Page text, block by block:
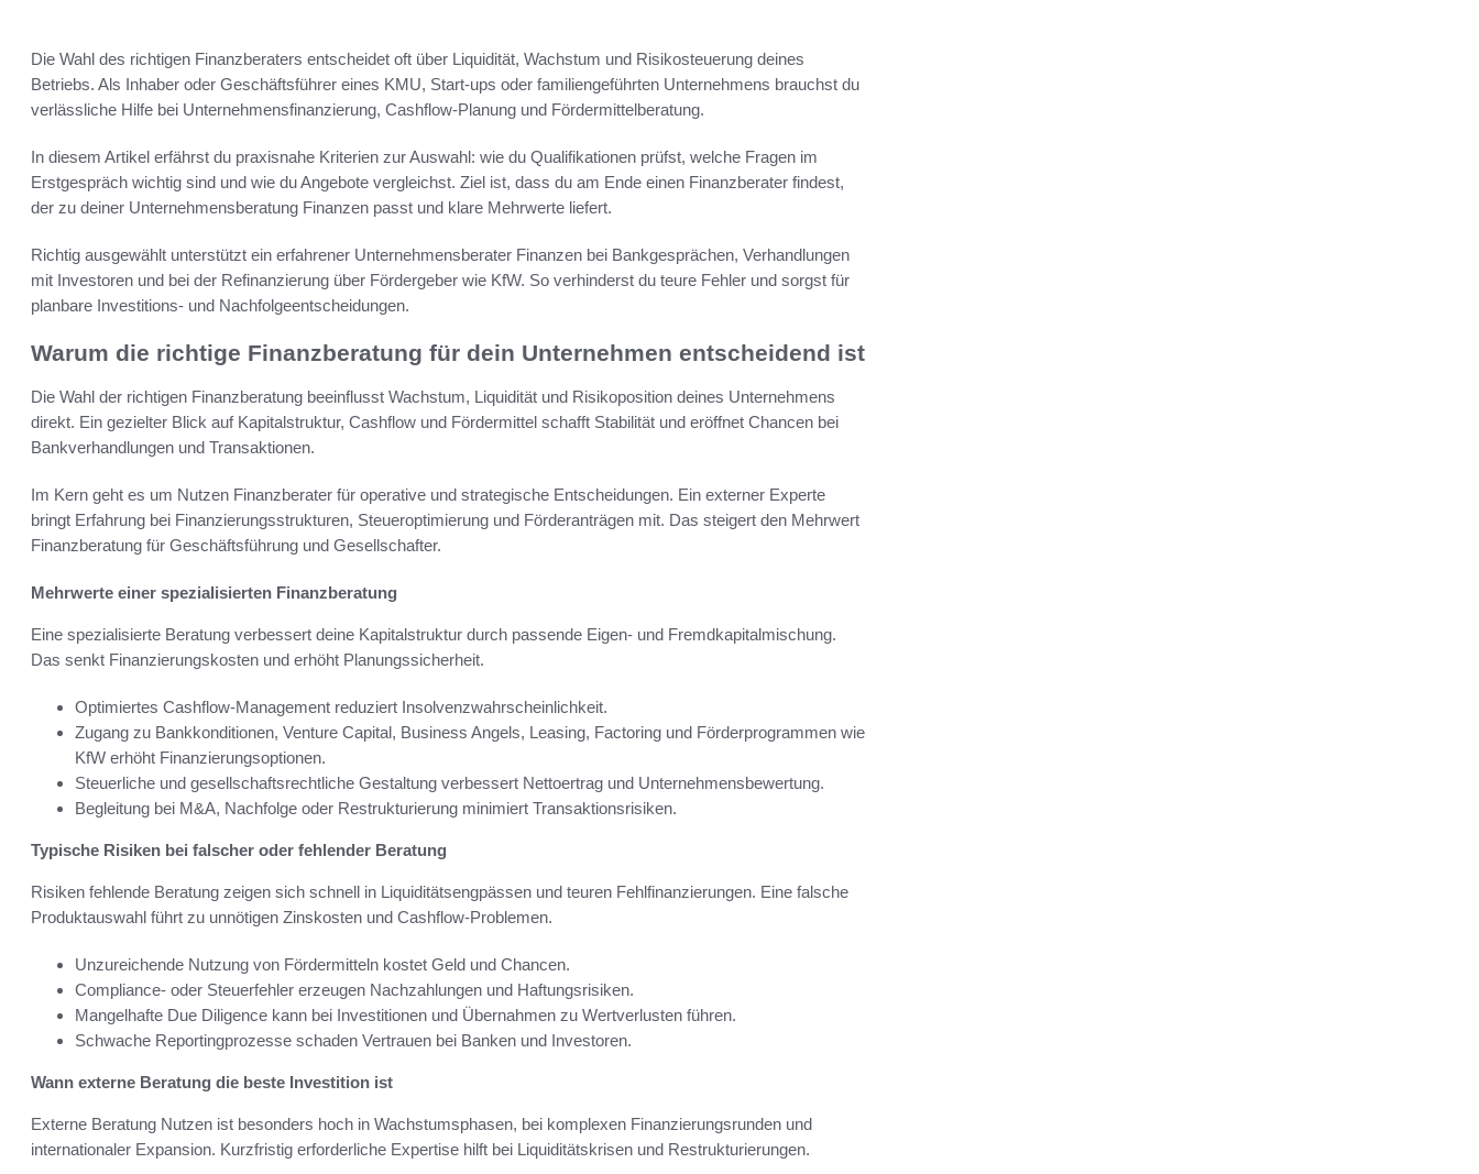
Die Wahl des richtigen Finanzberaters entscheidet oft über Liquidität, Wachstum und Risikosteuerung deines
Betriebs. Als Inhaber oder Geschäftsführer eines KMU, Start-ups oder familiengeführten Unternehmens brauchst du
verlässliche Hilfe bei Unternehmensfinanzierung, Cashflow-Planung und Fördermittelberatung.
In diesem Artikel erfährst du praxisnahe Kriterien zur Auswahl: wie du Qualifikationen prüfst, welche Fragen im
Erstgespräch wichtig sind und wie du Angebote vergleichst. Ziel ist, dass du am Ende einen Finanzberater findest,
der zu deiner Unternehmensberatung Finanzen passt und klare Mehrwerte liefert.
Richtig ausgewählt unterstützt ein erfahrener Unternehmensberater Finanzen bei Bankgesprächen, Verhandlungen
mit Investoren und bei der Refinanzierung über Fördergeber wie KfW. So verhinderst du teure Fehler und sorgst für
planbare Investitions- und Nachfolgeentscheidungen.
Warum die richtige Finanzberatung für dein Unternehmen entscheidend ist
Die Wahl der richtigen Finanzberatung beeinflusst Wachstum, Liquidität und Risikoposition deines Unternehmens
direkt. Ein gezielter Blick auf Kapitalstruktur, Cashflow und Fördermittel schafft Stabilität und eröffnet Chancen bei
Bankverhandlungen und Transaktionen.
Im Kern geht es um Nutzen Finanzberater für operative und strategische Entscheidungen. Ein externer Experte
bringt Erfahrung bei Finanzierungsstrukturen, Steueroptimierung und Förderanträgen mit. Das steigert den Mehrwert
Finanzberatung für Geschäftsführung und Gesellschafter.
Mehrwerte einer spezialisierten Finanzberatung
Eine spezialisierte Beratung verbessert deine Kapitalstruktur durch passende Eigen- und Fremdkapitalmischung.
Das senkt Finanzierungskosten und erhöht Planungssicherheit.
Optimiertes Cashflow-Management reduziert Insolvenzwahrscheinlichkeit.
Zugang zu Bankkonditionen, Venture Capital, Business Angels, Leasing, Factoring und Förderprogrammen wie
KfW erhöht Finanzierungsoptionen.
Steuerliche und gesellschaftsrechtliche Gestaltung verbessert Nettoertrag und Unternehmensbewertung.
Begleitung bei M&A, Nachfolge oder Restrukturierung minimiert Transaktionsrisiken.
Typische Risiken bei falscher oder fehlender Beratung
Risiken fehlende Beratung zeigen sich schnell in Liquiditätsengpässen und teuren Fehlfinanzierungen. Eine falsche
Produktauswahl führt zu unnötigen Zinskosten und Cashflow-Problemen.
Unzureichende Nutzung von Fördermitteln kostet Geld und Chancen.
Compliance- oder Steuerfehler erzeugen Nachzahlungen und Haftungsrisiken.
Mangelhafte Due Diligence kann bei Investitionen und Übernahmen zu Wertverlusten führen.
Schwache Reportingprozesse schaden Vertrauen bei Banken und Investoren.
Wann externe Beratung die beste Investition ist
Externe Beratung Nutzen ist besonders hoch in Wachstumsphasen, bei komplexen Finanzierungsrunden und
internationaler Expansion. Kurzfristig erforderliche Expertise hilft bei Liquiditätskrisen und Restrukturierungen.